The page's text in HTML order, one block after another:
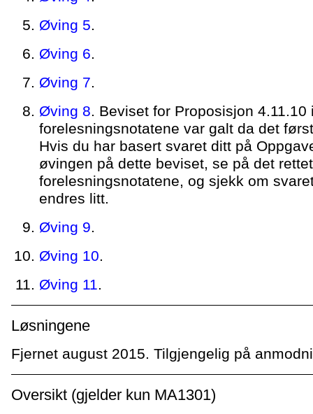
Øving 5.
Øving 6.
Øving 7.
Øving 8. Beviset for Proposisjon 4.11.10
forelesningsnotatene var galt da det
Hvis du har basert svaret ditt på
øvingen på dette beviset, se på det
forelesningsnotatene, og sjekk om
endres litt.
Øving 9.
Øving 10.
Øving 11.
Løsningene
Fjernet august 2015. Tilgjengelig på
Oversikt (gjelder kun MA1301)